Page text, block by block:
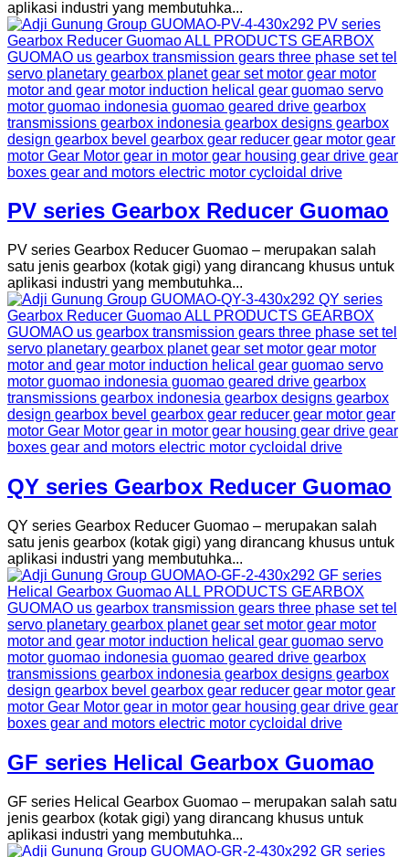
aplikasi industri yang membutuhka...
PV series Gearbox Reducer Guomao
PV series Gearbox Reducer Guomao – merupakan salah
satu jenis gearbox (kotak gigi) yang dirancang khusus untuk
aplikasi industri yang membutuhka...
QY series Gearbox Reducer Guomao
QY series Gearbox Reducer Guomao – merupakan salah
satu jenis gearbox (kotak gigi) yang dirancang khusus untuk
aplikasi industri yang membutuhka...
GF series Helical Gearbox Guomao
GF series Helical Gearbox Guomao – merupakan salah satu
jenis gearbox (kotak gigi) yang dirancang khusus untuk
aplikasi industri yang membutuhka...